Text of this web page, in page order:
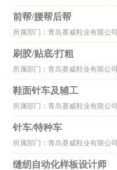
前帮/腰帮后帮
所属部门：青岛赛威鞋业有限公司
刷胶/贴底/打粗
所属部门：青岛赛威鞋业有限公司
鞋面针车及辅工
所属部门：青岛赛威鞋业有限公司
针车/特种车
所属部门：青岛赛威鞋业有限公司
缝纫自动化样板设计师